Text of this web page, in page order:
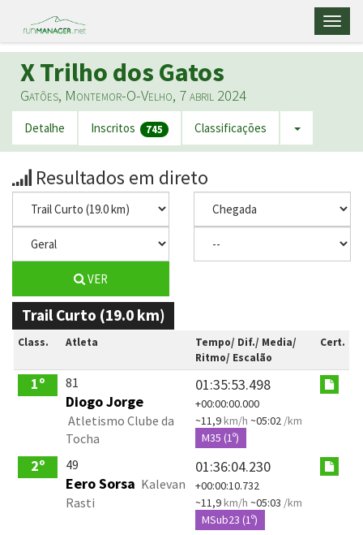
X Trilho dos Gatos
Gatões, Montemor-O-Velho, 7 abril 2024
Detalhe Inscritos 745 Classificações
Resultados em direto
VER
Trail Curto (19.0 km)
Class. Atleta
Tempo/ Dif./ Media/
Ritmo/ Escalão
Cert.
1º 81
Diogo Jorge
Atletismo Clube da
Tocha
01:35:53.498
+00:00:00.000
~11,9km/h ~05:02 /km
M35 (1º)
2º 49
Eero Sorsa Kalevan
Rasti
01:36:04.230
+00:00:10.732
~11,9km/h ~05:03 /km
MSub23 (1º)